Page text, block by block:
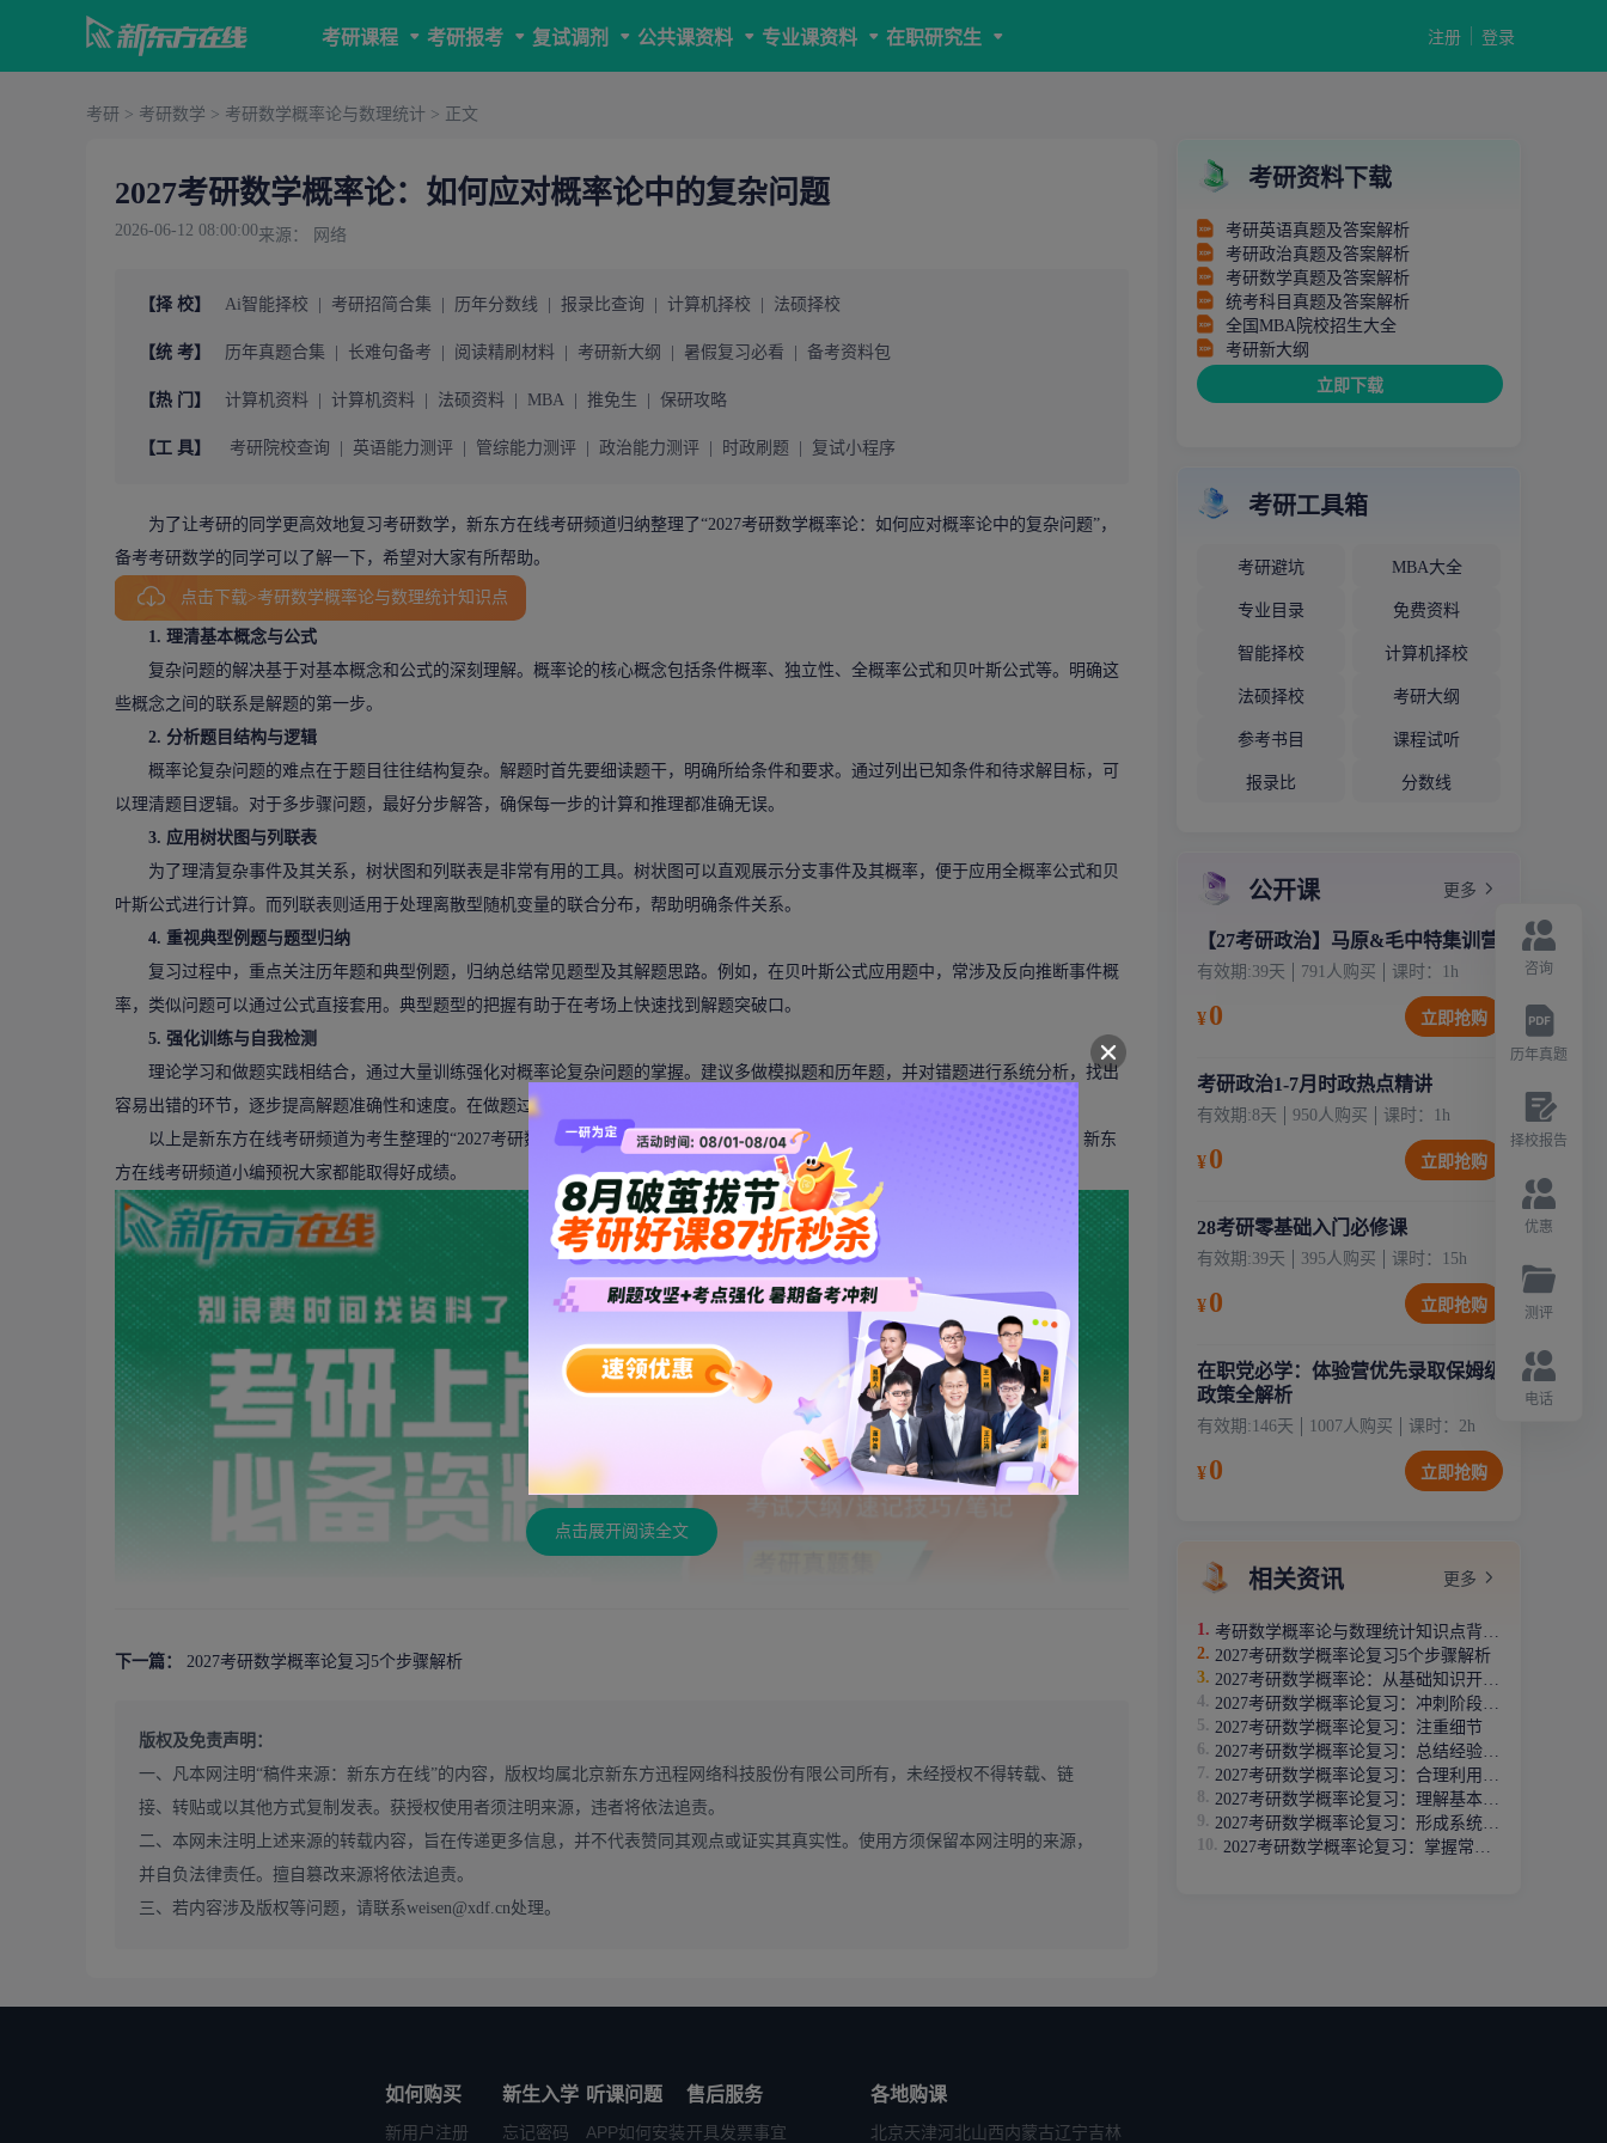
考研课程 考研报考 复试调剂 公共课资料 专业课资料 在职研究生 注册 登录
考研 > 考研数学 > 考研数学概率论与数理统计 > 正文
2027考研数学概率论：如何应对概率论中的复杂问题
2026-06-12 08:00:00来源： 网络
【择 校】 Ai智能择校 考研招简合集 历年分数线 报录比查询 计算机择校 法硕择校
【统 考】 历年真题合集 长难句备考 阅读精刷材料 考研新大纲 暑假复习必看 备考资料包
【热 门】 计算机资料 计算机资料 法硕资料 MBA 推免生 保研攻略
【工 具】 考研院校查询 英语能力测评 管综能力测评 政治能力测评 时政刷题 复试小程序
为了让考研的同学更高效地复习考研数学， 新东方在线考研频道归纳整理了“2027考研数学概率论：如何应对概率论中的复杂问题”，
备考考研数学的同学可以了解一下，希望对大家有所帮助。
点击下载>考研数学概率论与数理统计知识点
1. 理清基本概念与公式
复杂问题的解决基于对基本概念和公式的深刻理解。概率论的核心概念包括条件概率、独立性、全概率公式和贝叶斯公式等。明确这
些概念之间的联系是解题的第一步。
2. 分析题目结构与逻辑
概率论复杂问题的难点在于题目往往结构复杂。解题时首先要细读题干，明确所给条件和要求。通过列出已知条件和待求解目标，可
以理清题目逻辑。对于多步骤问题，最好分步解答，确保每一步的计算和推理都准确无误。
3. 应用树状图与列联表
为了理清复杂事件及其关系，树状图和列联表是非常有用的工具。树状图可以直观展示分支事件及其概率，便于应用全概率公式和贝
叶斯公式进行计算。而列联表则适用于处理离散型随机变量的联合分布，帮助明确条件关系。
4. 重视典型例题与题型归纳
复习过程中，重点关注历年题和典型例题，归纳总结常见题型及其解题思路。例如，在贝叶斯公式应用题中，常涉及反向推断事件概
率，类似问题可以通过公式直接套用。典型题型的把握有助于在考场上快速找到解题突破口。
5. 强化训练与自我检测
理论学习和做题实践相结合，通过大量训练强化对概率论复杂问题的掌握。建议多做模拟题和历年题，并对错题进行系统分析，找出
容易出错的环节，逐步提高解题准确性和速度。在做题过程中，注重时间管理，提升做题效率。
以上是新东方在线考研频道为考生整理的“2027考研数学概率论：如何应对概率论中的复杂问题”相关内容，希望对大家有帮助，新东
方在线考研频道小编预祝大家都能取得好成绩。
【考研数学】资料这里有↑↑↑
点击展开阅读全文
下一篇： 2027考研数学概率论复习5个步骤解析
版权及免责声明：
一、凡本网注明“稿件来源：新东方在线”的内容，版权均属北京新东方迅程网络科技股份有限公司所有，未经授权不得转载、链
接、转贴或以其他方式复制发表。获授权使用者须注明来源，违者将依法追责。
二、本网未注明上述来源的转载内容，旨在传递更多信息，并不代表赞同其观点或证实其真实性。使用方须保留本网注明的来源，
并自负法律责任。擅自篡改来源将依法追责。
三、若内容涉及版权等问题，请联系weisen@xdf.cn处理。
考研资料下载
考研英语真题及答案解析
考研政治真题及答案解析
考研数学真题及答案解析
统考科目真题及答案解析
全国MBA院校招生大全
考研新大纲
立即下载
考研工具箱
考研避坑 MBA大全
专业目录 免费资料
智能择校 计算机择校
法硕择校 考研大纲
参考书目 课程试听
报录比 分数线
公开课 更多
【27考研政治】马原&毛中特集训营
有效期:39天 791人购买 课时： 1 h
¥0 立即抢购
考研政治1-7月时政热点精讲
有效期:8天 950人购买 课时： 1 h
¥0 立即抢购
28考研零基础入门必修课
有效期:39天 395人购买 课时： 15 h
¥0 立即抢购
在职党必学：体验营优先录取保姆级
政策全解析
有效期: 146天 1007人购买 课时： 2 h
¥0 立即抢购
相关资讯 更多
考研数学概率论与数理统计知识点背诵内容汇总
2027考研数学概率论复习5个步骤解析
2027考研数学概率论：从基础知识开始复习
2027考研数学概率论复习：冲刺阶段怎么复习
2027考研数学概率论复习：注重细节
2027考研数学概率论复习：总结经验教训
2027考研数学概率论复习：合理利用公式解题
2027考研数学概率论复习：理解基本概念
2027考研数学概率论复习：形成系统记忆
2027考研数学概率论复习：掌握常见题型
如何购买
新用户注册
新生入学
忘记密码
听课问题
APP如何安装
售后服务
开具发票事宜
各地购课
北京天津河北山西内蒙古辽宁吉林
咨询
历年真题
择校报告
优惠
测评
电话